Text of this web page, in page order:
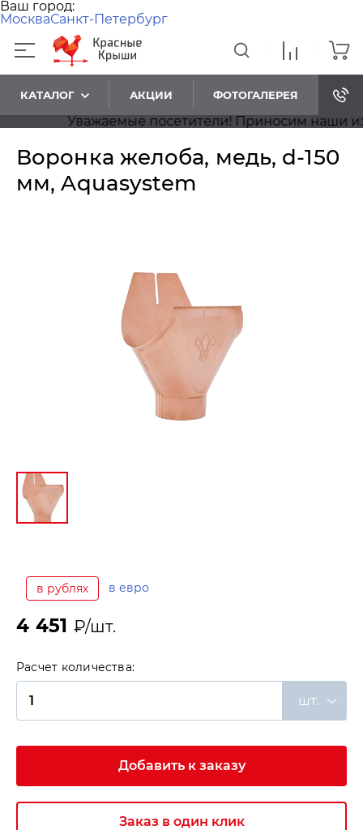
Ваш город:
МоскваСанкт-Петербург
КАТАЛОГ АКЦИИ ФОТОГАЛЕРЕЯ
Уважаемые посетители! Приносим наши
Воронка желоба, медь, d-150
мм, Aquasystem
в рублях в евро
4 451 ₽/шт.
Расчет количества:
шт.
Добавить к заказу
Заказ в один клик